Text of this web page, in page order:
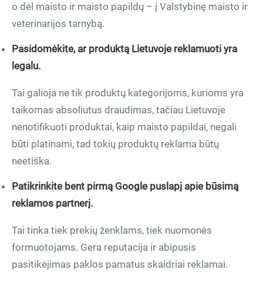
o dėl maisto ir maisto papildų – į Valstybinę maisto ir
veterinarijos tarnybą.
Pasidomėkite, ar produktą Lietuvoje reklamuoti yra
legalu.
Tai galioja ne tik produktų kategorijoms, kurioms yra
taikomas absoliutus draudimas, tačiau Lietuvoje
nenotifikuoti produktai, kaip maisto papildai, negali
būti platinami, tad tokių produktų reklama būtų
neetiška.
Patikrinkite bent pirmą Google puslapį apie būsimą
reklamos partnerį.
Tai tinka tiek prekių ženklams, tiek nuomonės
formuotojams. Gera reputacija ir abipusis
pasitikėjimas paklos pamatus skaidriai reklamai.